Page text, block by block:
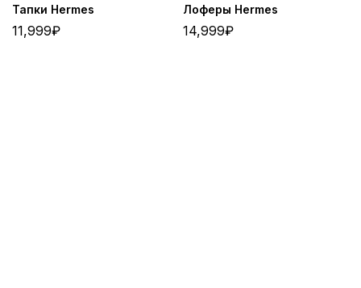
Тапки Hermes
11,999₽
Лоферы Hermes
14,999₽